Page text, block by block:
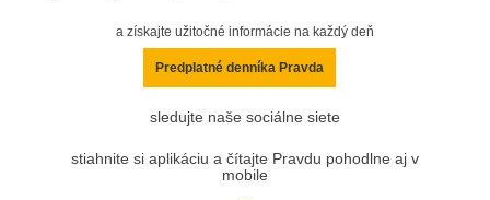
a získajte užitočné informácie na každý deň
Predplatné denníka Pravda
sledujte naše sociálne siete
stiahnite si aplikáciu a čítajte Pravdu pohodlne aj v
mobile